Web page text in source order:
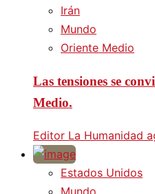
Irán
Mundo
Oriente Medio
Las tensiones se
Medio.
Editor La Humanidad
Estados Unidos
Mundo